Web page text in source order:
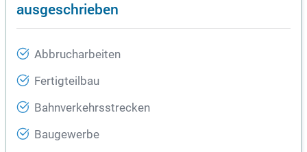
ausgeschrieben
Abbrucharbeiten
Fertigteilbau
Bahnverkehrsstrecken
Baugewerbe